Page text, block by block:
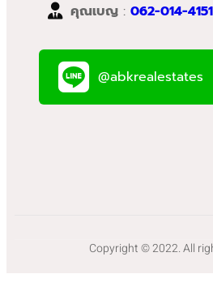
คุณเบญ : 062-014-4151
@abkrealestates
Copyright © 2022. All